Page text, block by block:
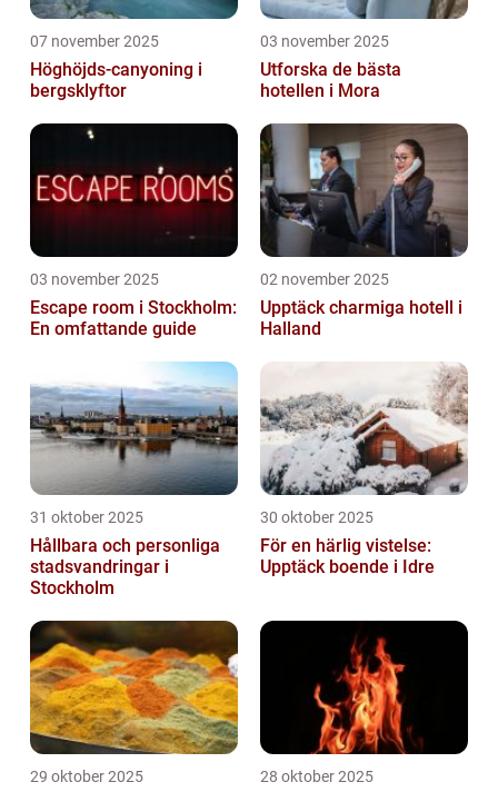
07 november 2025
Höghöjds-canyoning i
bergsklyftor
03 november 2025
Utforska de bästa
hotellen i Mora
03 november 2025
Escape room i Stockholm:
En omfattande guide
02 november 2025
Upptäck charmiga hotell i
Halland
31 oktober 2025
Hållbara och personliga
stadsvandringar i
Stockholm
30 oktober 2025
För en härlig vistelse:
Upptäck boende i Idre
29 oktober 2025 28 oktober 2025